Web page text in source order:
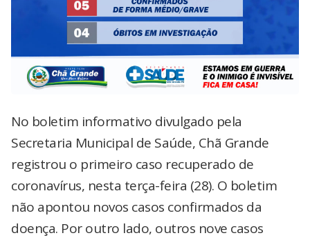
No boletim informativo divulgado pela
Secretaria Municipal de Saúde, Chã Grande
registrou o primeiro caso recuperado de
coronavírus, nesta terça-feira (28). O boletim
não apontou novos casos confirmados da
doença. Por outro lado, outros nove casos